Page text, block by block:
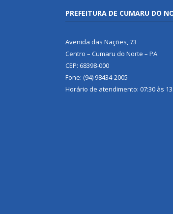
PREFEITURA DE CUMARU DO
Avenida das Nações, 73
Centro – Cumaru do Norte – PA
CEP: 68398-000
Fone: (94) 98434-2005
Horário de atendimento: 07:30 às